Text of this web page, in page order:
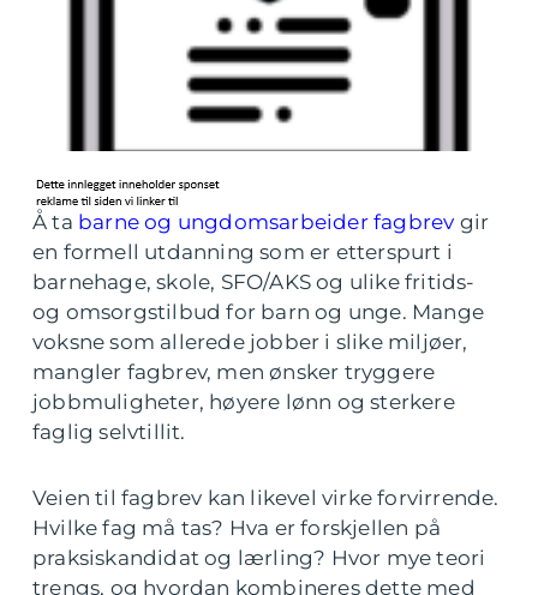
Å ta barne og ungdomsarbeider fagbrev gir
en formell utdanning som er etterspurt i
barnehage, skole, SFO/AKS og ulike fritids-
og omsorgstilbud for barn og unge. Mange
voksne som allerede jobber i slike miljøer,
mangler fagbrev, men ønsker tryggere
jobbmuligheter, høyere lønn og sterkere
faglig selvtillit.
Veien til fagbrev kan likevel virke forvirrende.
Hvilke fag må tas? Hva er forskjellen på
praksiskandidat og lærling? Hvor mye teori
trengs, og hvordan kombineres dette med